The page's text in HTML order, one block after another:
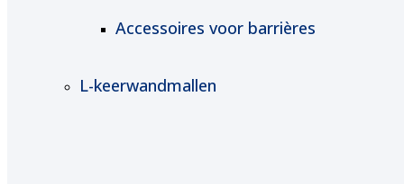
Accessoires voor barrières
L-keerwandmallen